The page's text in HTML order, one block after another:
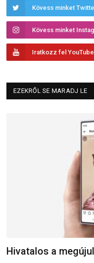
Kövess minket
Kövess minket
Iratkozz fel
EZEKRŐL SE MARADJ LE
Hivatalos a